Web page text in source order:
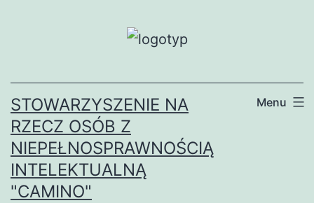
STOWARZYSZENIE NA
RZECZ OSÓB Z
NIEPEŁNOSPRAWNOŚCIĄ
INTELEKTUALNĄ
"CAMINO"
Menu